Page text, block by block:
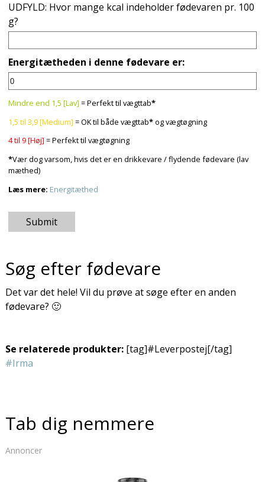
UDFYLD: Hvor mange kcal indeholder fødevaren pr. 100
g?
Energitætheden i denne fødevare er:
Mindre end 1,5 [Lav] = Perfekt til vægttab*
1,5 til 3,9 [Medium] = OK til både vægttab*og vægtøgning
4 til 9 [Høj] = Perfekt til vægtøgning
*Vær dog varsom, hvis det er en drikkevare / flydende fødevare (lav
mæthed)
Læs mere: Energitæthed
Submit
Søg efter fødevare
Det var det hele! Vil du prøve at søge efter en anden
fødevare? 🙂
Se relaterede produkter:[tag]#Leverpostej[/tag]
#Irma
Tab dig nemmere
Annoncer